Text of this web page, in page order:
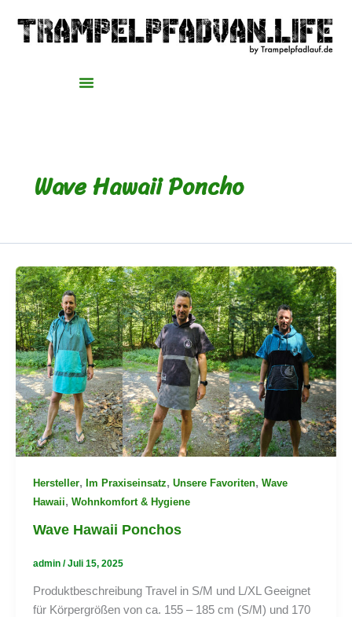
Inhalt
springen
Wave Hawaii Poncho
Hersteller, Im Praxiseinsatz, Unsere Favoriten, Wave
Hawaii, Wohnkomfort & Hygiene
Wave Hawaii Ponchos
admin /Juli 15, 2025
Produktbeschreibung Travel in S/M und L/XL Geeignet
für Körpergrößen von ca. 155 – 185 cm (S/M) und 170